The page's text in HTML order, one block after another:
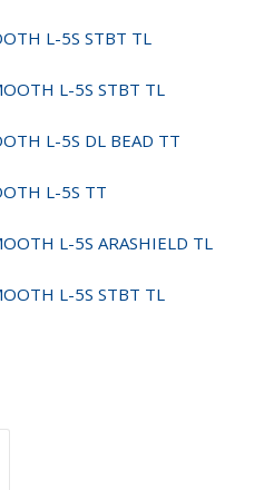
L-5S STBT TL
L-5S STBT TL
L-5S DL BEAD TT
L-5S TT
L-5S ARASHIELD TL
L-5S STBT TL